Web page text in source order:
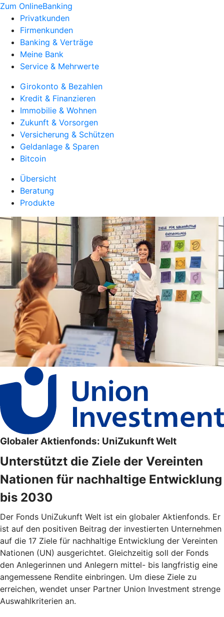
Zum OnlineBanking
Privatkunden
Firmenkunden
Banking & Verträge
Meine Bank
Service & Mehrwerte
Girokonto & Bezahlen
Kredit & Finanzieren
Immobilie & Wohnen
Zukunft & Vorsorgen
Versicherung & Schützen
Geldanlage & Sparen
Bitcoin
Übersicht
Beratung
Produkte
Globaler Aktienfonds: UniZukunft Welt
Unterstützt die Ziele der Vereinten
Nationen für nachhaltige Entwicklung
bis 2030
Der Fonds UniZukunft Welt ist ein globaler Aktienfonds. Er
ist auf den positiven Beitrag der investierten Unternehmen
auf die 17 Ziele für nachhaltige Entwicklung der Vereinten
Nationen (UN) ausgerichtet. Gleichzeitig soll der Fonds
den Anlegerinnen und Anlegern mittel- bis langfristig eine
angemessene Rendite einbringen. Um diese Ziele zu
erreichen, wendet unser Partner Union Investment strenge
Auswahlkriterien an.